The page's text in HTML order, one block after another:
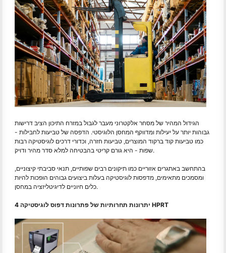
הגידול המהיר של מסחר אלקטרוני מעבר לגבול במזרח התיכון הציב דרישות
גבוהות יותר על יעילות ומדווקף המחסן הלוגיסטי. הדפסה של טביעות לחבילות -
כמו טביעות קוד ברקוד המוצרים, טביעות חזרה, וכדורי דרכים לוגיסטיקה רבות
שפות - היא גורם קריטי בהבטיחה למלא סדר מהיר ודויק.
בהתחשב באתגרים אזוריים כמו תיקונים רבים שפותיים, תנאי סביבתי קיצוניים,
ומסמכים מתאימים, מדפסות לוגיסטיקה בעלות ביצועים גבוהים הופכות להיות
כלים חיוניים לדיגיטליזציה במחסן.
4 יתרונות תחרותיות של פתרונות דפוס לוגיסטיקה HPRT